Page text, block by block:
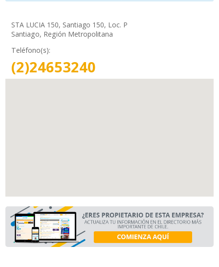
STA LUCIA 150, Santiago 150, Loc. P
Santiago, Región Metropolitana
Teléfono(s):
(2)24653240